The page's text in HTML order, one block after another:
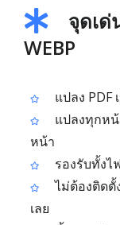
จุดเด่
WEBP
แปลง PDF
แปลงทุกหน้
หน้า
รองรับทั้งไ
ไม่ต้องติดตั้
เลย